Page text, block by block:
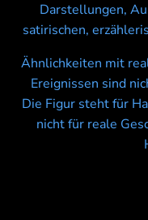
Darstellungen,
satirischen,
Ähnlichkeiten mit
Ereignissen sind
Die Figur steht für
nicht für reale